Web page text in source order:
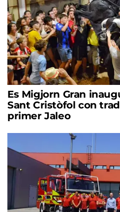
Es Migjorn Gran
Sant Cristòfol con
primer Jaleo